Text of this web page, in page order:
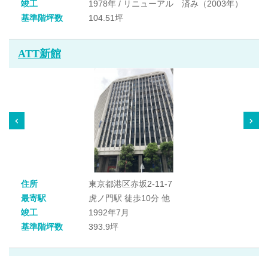
竣工
1978年 / リニューアル 済み（2003年）
基準階坪数
104.51坪
ATT新館
住所
東京都港区赤坂2-11-7
最寄駅
虎ノ門駅 徒歩10分 他
竣工
1992年7月
基準階坪数
393.9坪